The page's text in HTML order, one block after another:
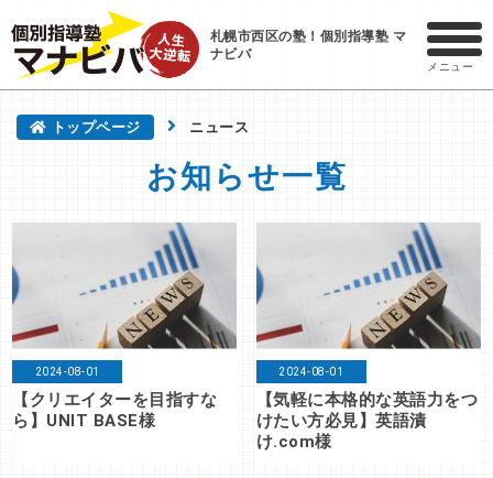
札幌市西区の塾！個別指導塾 マ
ナビバ
メニュー
トップページ ニュース
お知らせ一覧
2024-08-01
【クリエイターを目指すな
ら】UNIT BASE様
2024-08-01
【気軽に本格的な英語力をつ
けたい方必見】英語漬
け.com様